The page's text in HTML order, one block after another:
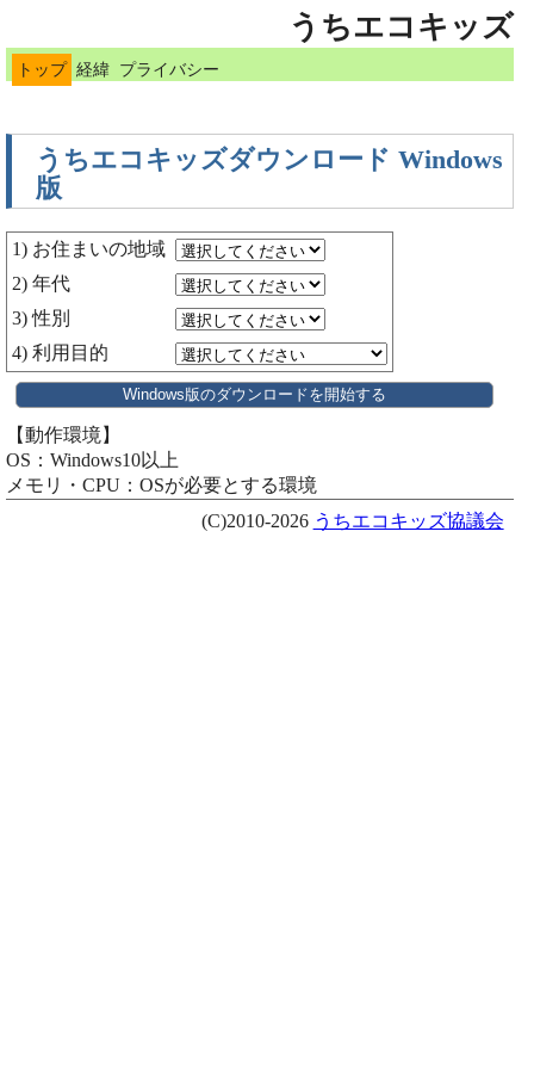
うちエコキッズ
トップ 経緯 プライバシー
うちエコキッズダウンロード Windows
版
1) お住まいの地域
2) 年代
3) 性別
4) 利用目的
【動作環境】
OS：Windows10以上
メモリ・CPU：OSが必要とする環境
(C)2010-2026 うちエコキッズ協議会